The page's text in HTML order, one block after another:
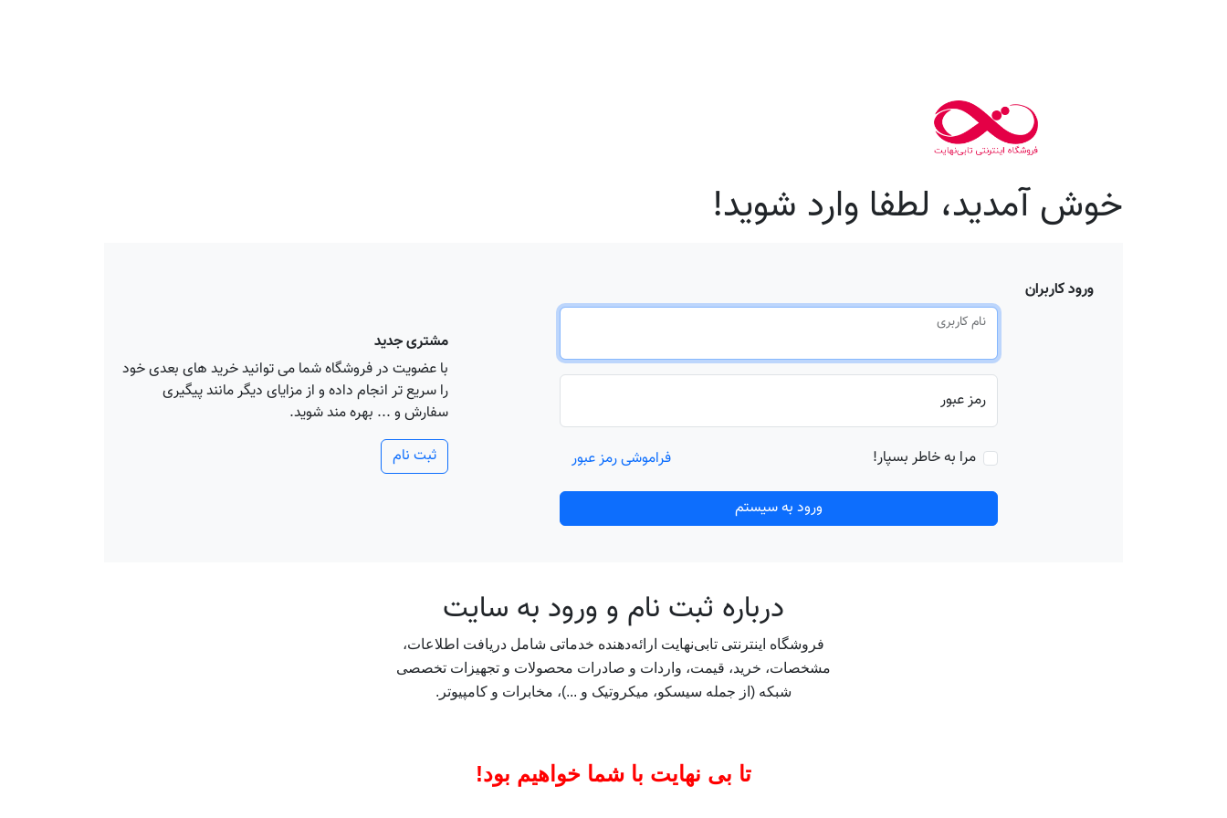
خوش آمدید، لطفا وارد شوید!
ورود کاربران
نام کاربری
رمز عبور
مرا به خاطر بسپار! فراموشی رمز عبور
ورود به سیستم
مشتری جدید
با عضویت در فروشگاه شما می توانید خرید های بعدی خود
را سریع تر انجام داده و از مزایای دیگر مانند پیگیری
سفارش و ... بهره مند شوید.
ثبت نام
درباره ثبت نام و ورود به سايت
فروشگاه اینترنتی تابی‌نهایت ارائه‌دهنده خدماتی شامل دریافت اطلاعات،
مشخصات، خرید، قیمت‌، واردات و صادرات محصولات و تجهیزات تخصصی
شبکه (از جمله سیسکو، میکروتیک و ...)، مخابرات و کامپیوتر.
تا بی نهایت با شما خواهیم بود!